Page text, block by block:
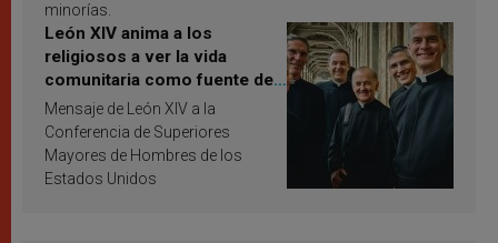
minorías.
León XIV anima a los
religiosos a ver la vida
comunitaria como fuente de
inspiración y santificación
Mensaje de León XIV a la
Conferencia de Superiores
Mayores de Hombres de los
Estados Unidos